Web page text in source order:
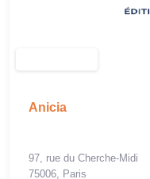
Anicia
97, rue du Cherche-Midi
75006, Paris